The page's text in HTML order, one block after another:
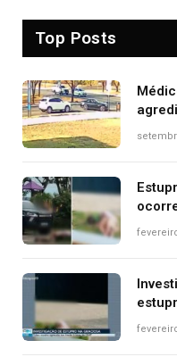
Top Posts